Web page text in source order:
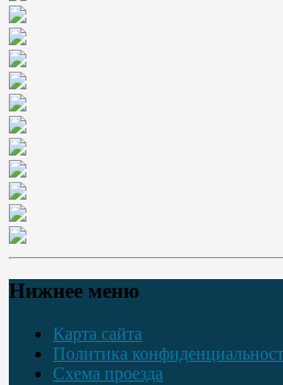
Нижнее меню
Карта сайта
Политика
Схема проезда